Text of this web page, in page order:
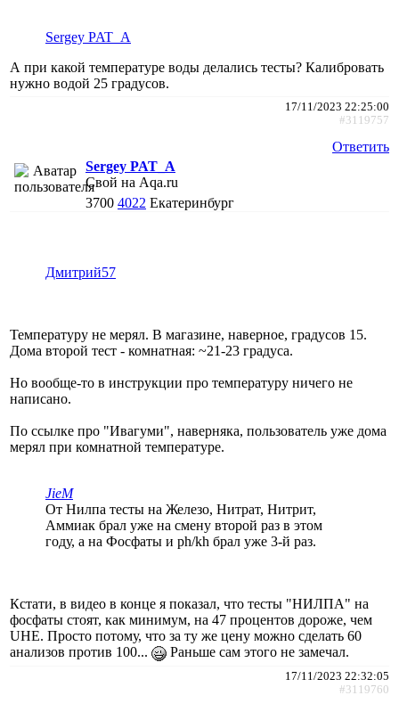
Sergey PAT_A
А при какой температуре воды делались тесты? Калибровать
нужно водой 25 градусов.
17/11/2023 22:25:00
#3119757
Ответить
Sergey PAT_A
Свой на Aqa.ru
3700 4022 Екатеринбург
Дмитрий57
Температуру не мерял. В магазине, наверное, градусов 15.
Дома второй тест - комнатная: ~21-23 градуса.
Но вообще-то в инструкции про температуру ничего не
написано.
По ссылке про "Ивагуми", наверняка, пользователь уже дома
мерял при комнатной температуре.
JieM
От Нилпа тесты на Железо, Нитрат, Нитрит,
Аммиак брал уже на смену второй раз в этом
году, а на Фосфаты и ph/kh брал уже 3-й раз.
Кстати, в видео в конце я показал, что тесты "НИЛПА" на
фосфаты стоят, как минимум, на 47 процентов дороже, чем
UHE. Просто потому, что за ту же цену можно сделать 60
анализов против 100...
Раньше сам этого не замечал.
17/11/2023 22:32:05
#3119760